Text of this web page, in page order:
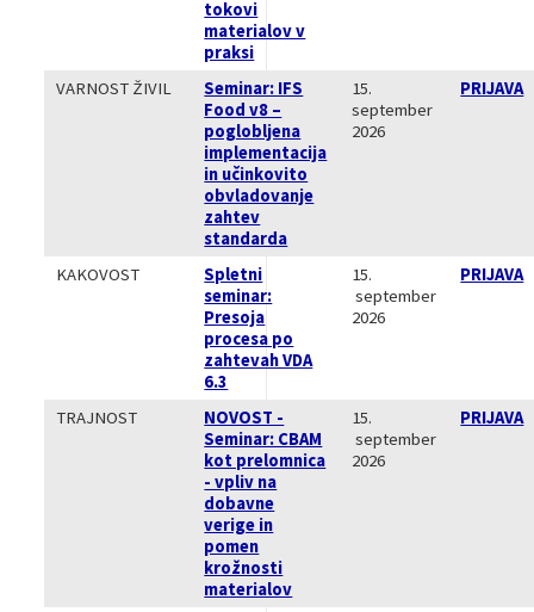
tokovi
materialov v
praksi
VARNOST ŽIVIL
Seminar: IFS
Food v8 –
poglobljena
implementacija
in učinkovito
obvladovanje
zahtev
standarda
15.
september
2026
PRIJAVA
KAKOVOST
Spletni
seminar:
Presoja
procesa po
zahtevah VDA
6.3
15.
september
2026
PRIJAVA
TRAJNOST
NOVOST -
Seminar: CBAM
kot prelomnica
- vpliv na
dobavne
verige in
pomen
krožnosti
materialov
15.
september
2026
PRIJAVA